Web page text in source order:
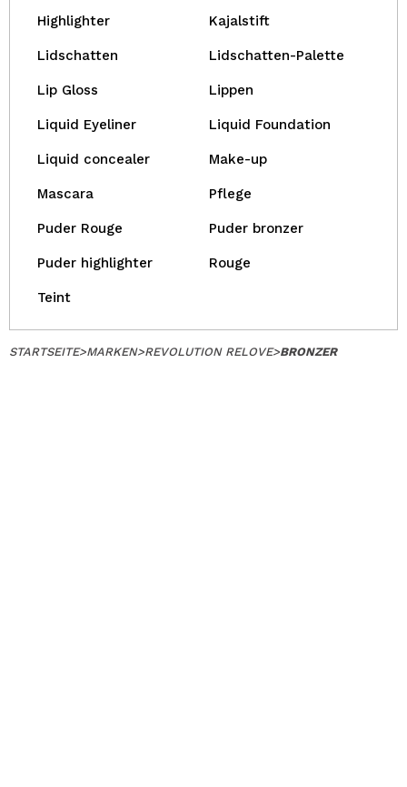
Highlighter Kajalstift
Lidschatten Lidschatten-Palette
Lip Gloss Lippen
Liquid Eyeliner Liquid Foundation
Liquid concealer Make-up
Mascara Pflege
Puder Rouge Puder bronzer
Puder highlighter Rouge
Teint
STARTSEITE>MARKEN>REVOLUTION RELOVE>BRONZER